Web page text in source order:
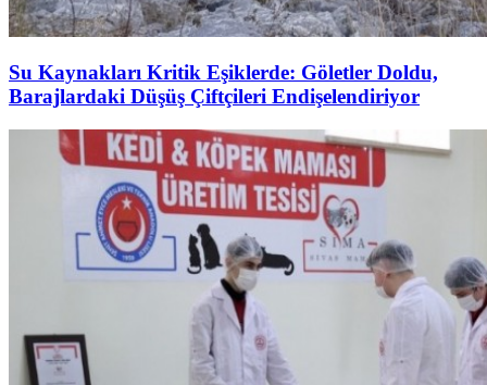
Su Kaynakları Kritik Eşiklerde: Göletler Doldu,
Barajlardaki Düşüş Çiftçileri Endişelendiriyor